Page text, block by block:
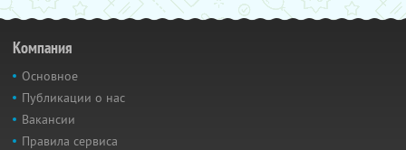
Компания
Основное
Публикации о нас
Вакансии
Правила сервиса